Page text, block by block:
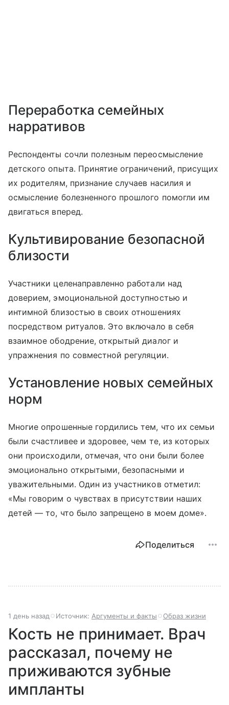
Переработка семейных
нарративов
Респонденты сочли полезным переосмысление
детского опыта. Принятие ограничений, присущих
их родителям, признание случаев насилия и
осмысление болезненного прошлого помогли им
двигаться вперед.
Культивирование безопасной
близости
Участники целенаправленно работали над
доверием, эмоциональной доступностью и
интимной близостью в своих отношениях
посредством ритуалов. Это включало в себя
взаимное ободрение, открытый диалог и
упражнения по совместной регуляции.
Установление новых семейных
норм
Многие опрошенные гордились тем, что их семьи
были счастливее и здоровее, чем те, из которых
они происходили, отмечая, что они были более
эмоционально открытыми, безопасными и
уважительными. Один из участников отметил:
«Мы говорим о чувствах в присутствии наших
детей — то, что было запрещено в моем доме».
Поделиться
1 день назад Источник: Аргументы и факты Образ жизни
Кость не принимает. Врач
рассказал, почему не
приживаются зубные
импланты